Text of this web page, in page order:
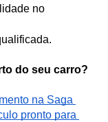
no
do seu carro?
na Saga
pronto para